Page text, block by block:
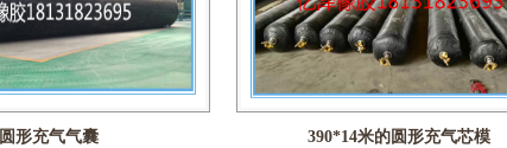
圆形充气气囊 390*14米的圆形充气芯模